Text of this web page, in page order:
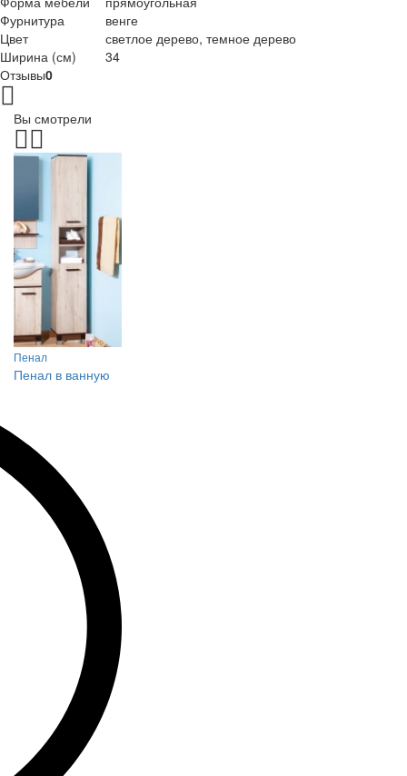
Фурнитура
венге
Цвет
светлое дерево, темное дерево
Ширина (см)
34
Отзывы0
Вы смотрели
Пенал
Пенал в ванную